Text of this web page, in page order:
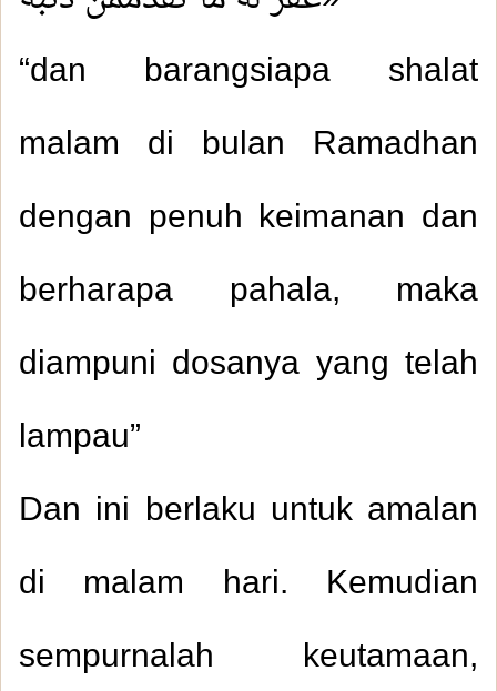
“dan barangsiapa shalat
malam di bulan Ramadhan
dengan penuh keimanan dan
berharapa pahala, maka
diampuni dosanya yang telah
lampau”
Dan ini berlaku untuk amalan
di malam hari. Kemudian
sempurnalah keutamaan,